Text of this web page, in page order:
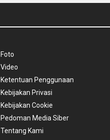
Foto
Video
Ketentuan Penggunaan
Kebijakan Privasi
Kebijakan Cookie
Pedoman Media Siber
Tentang Kami